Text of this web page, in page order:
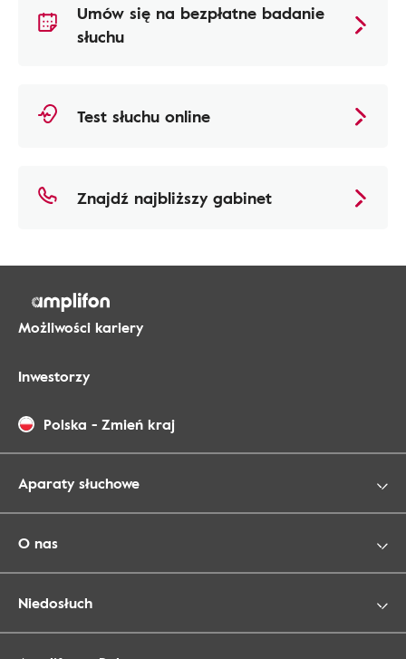
Umów się na bezpłatne badanie
słuchu
Test słuchu online
Znajdź najbliższy gabinet
Możliwości kariery
Inwestorzy
Polska - Zmień kraj
Aparaty słuchowe
O nas
Niedosłuch